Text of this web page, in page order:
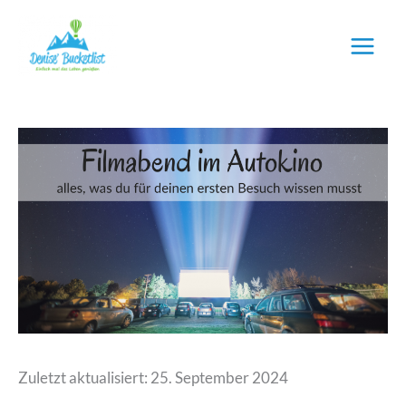
springen
Zuletzt aktualisiert: 25. September 2024